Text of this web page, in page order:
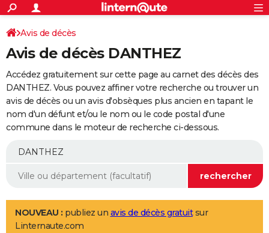
ACTUALITÉS
Politique
Société
Faits Divers
Education
Monde
Villes
+
SPORT
Coupe du monde 2026
Football
Tennis
Cyclisme
Rugby
Forum
Programme TV
TNT
Streaming
Cinéma
Sorties cinéma
Musique
+
FINANCE
Retraite
Epargne
Immobilier
Risques naturels par ville
Banque
Assurance
AUTO
Essais
Réserver un essai
Citadines
Berlines
SUV
Forum auto
+
Mobiles
Meilleur smartphone
Internet
Ordinateurs
Jeux vidéo
Guide high-tech
Aménagement intérieur
LIFESTYLE
Avis de décès
Avis de décès DANTHEZ
Accédez gratuitement sur cette page au carnet des décès des
DANTHEZ. Vous pouvez affiner votre recherche ou trouver un
avis de décès ou un avis d'obsèques plus ancien en tapant le
nom d'un défunt et/ou le nom ou le code postal d'une
commune dans le moteur de recherche ci-dessous.
NOUVEAU : publiez un avis de décès gratuitsur
Linternaute.com